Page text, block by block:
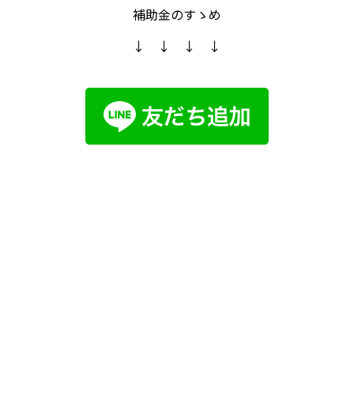
補助金のすゝめ
↓ ↓ ↓ ↓